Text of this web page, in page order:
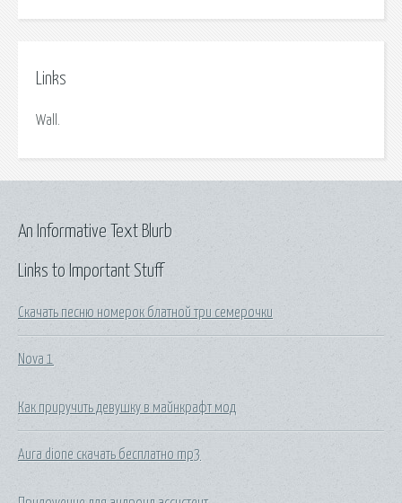
Links
Wall.
Links to Important Stuff
Скачать песню номерок блатной три семерочки
Nova 1
Как приручить девушку в майнкрафт мод
Aura dione скачать бесплатно mp3
An Informative Text Blurb